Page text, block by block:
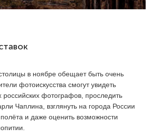
в ноябре обещает быть очень
фотоискусства смогут увидеть
российских фотографов, проследить
Чаплина, взглянуть на города России
и даже оценить возможности